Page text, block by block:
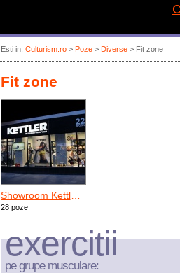
Esti in: Culturism.ro> Poze> Diverse> Fit zone
Fit zone
Showroom Kettler Bucuresti Mosilor
28 poze
exercitii
pe grupe musculare: